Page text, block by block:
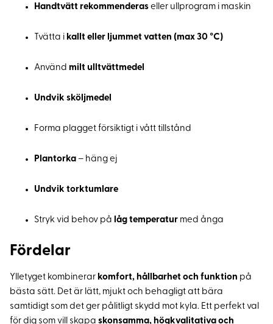
Handtvätt rekommenderas eller ullprogram i maskin
Tvätta i kallt eller ljummet vatten (max 30 °C)
Använd milt ulltvättmedel
Undvik sköljmedel
Forma plagget försiktigt i vått tillstånd
Plantorka – häng ej
Undvik torktumlare
Stryk vid behov på låg temperatur med ånga
Fördelar
Ylletyget kombinerar komfort, hållbarhet och funktion på
bästa sätt. Det är lätt, mjukt och behagligt att bära
samtidigt som det ger pålitligt skydd mot kyla. Ett perfekt val
för dig som vill skapa skonsamma, högkvalitativa och